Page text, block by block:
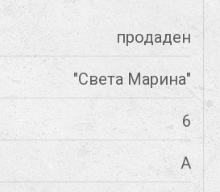
продаден
"Света Марина"
6
А